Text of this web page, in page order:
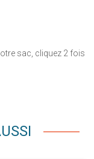
sac, cliquez 2 fois